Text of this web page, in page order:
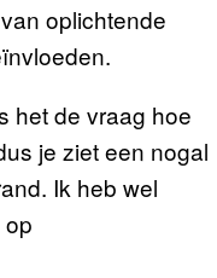
oplichtende
het de vraag hoe
je ziet een nogal
Ik heb wel